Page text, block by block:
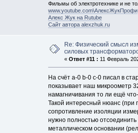
Фильмы об электротехнике и не
www.youtube.com\АлексЖукПрофи
Алекс Жук на Rutube
Сайт автора alexzhuk.ru
Re: Физический смысл
силовых
« Ответ #11 : 11 Февраль
На счёт a-0 b-0 c-0 писал в
показывает наш микроометр
намагничивания то ли ещё
Такой интересный нюанс (при
сопротивление изоляции
нужно полностью
металлическом основании